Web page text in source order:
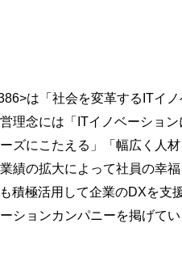
は「社会を変革するITイ
理念には「ITイノベーショ
ズにこたえる」「幅広く人
業績の拡大によって社員の幸
積極活用して企業のDXを支
ションカンパニーを掲げてい